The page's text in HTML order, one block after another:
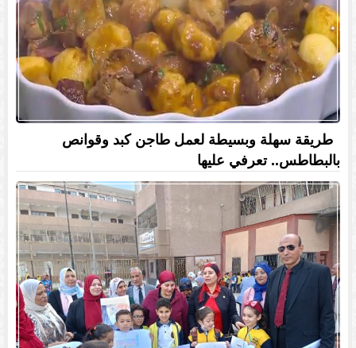
طريقة سهلة وبسيطة لعمل طاجن كبد وقوانص
بالبطاطس.. تعرفي عليها